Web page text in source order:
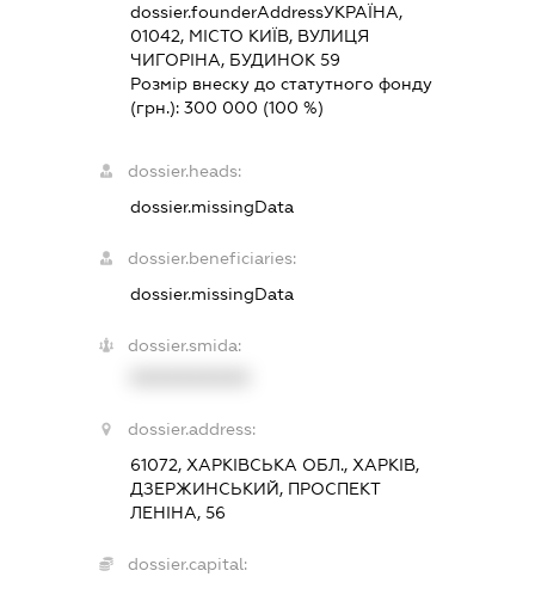
dossier.founderAddressУКРАЇНА,
01042, МІСТО КИЇВ, ВУЛИЦЯ
ЧИГОРІНА, БУДИНОК 59
Розмір внеску до статутного фонду
(грн.): 300 000 (100 %)
dossier.heads:
dossier.missingData
dossier.beneficiaries:
dossier.missingData
dossier.smida:
dossier.address:
61072, ХАРКІВСЬКА ОБЛ., ХАРКІВ,
ДЗЕРЖИНСЬКИЙ, ПРОСПЕКТ
ЛЕНІНА, 56
dossier.capital: